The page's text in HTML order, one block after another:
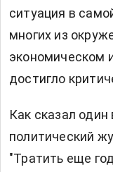
ситуация в
многих из
экономическом
достигло
Как сказал
политический
"Тратить еще